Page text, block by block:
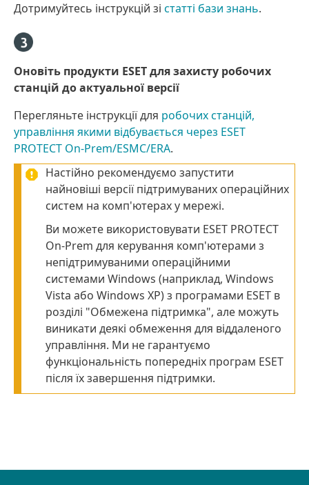
Дотримуйтесь інструкцій зі статті бази знань.
Оновіть продукти ESET для захисту робочих
станцій до актуальної версії
Перегляньте інструкції для робочих станцій,
управління якими відбувається через ESET
PROTECT On-Prem/ESMC/ERA.
Настійно рекомендуємо запустити
найновіші версії підтримуваних операційних
систем на комп'ютерах у мережі.
Ви можете використовувати ESET PROTECT
On-Prem для керування комп'ютерами з
непідтримуваними операційними
системами Windows (наприклад, Windows
Vista або Windows XP) з програмами ESET в
розділі "Обмежена підтримка", але можуть
виникати деякі обмеження для віддаленого
управління. Ми не гарантуємо
функціональність попередніх програм ESET
після їх завершення підтримки.